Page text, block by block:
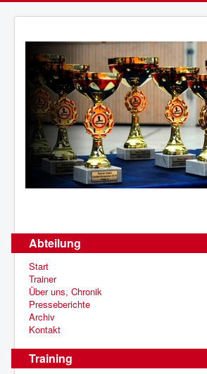
Abteilung
Start
Trainer
Über uns, Chronik
Presseberichte
Archiv
Kontakt
Training